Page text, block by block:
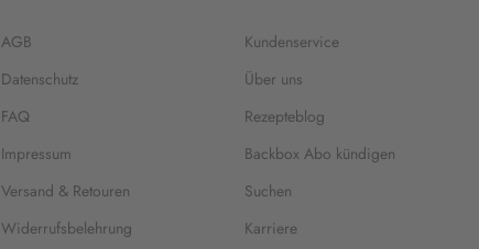
AGB
Datenschutz
FAQ
Impressum
Versand & Retouren
Widerrufsbelehrung
Kundenservice
Über uns
Rezepteblog
Backbox Abo kündigen
Suchen
Karriere